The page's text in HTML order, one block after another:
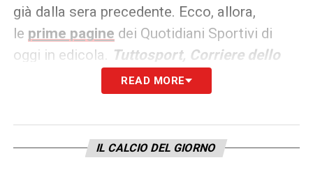
già dalla sera precedente. Ecco, allora,
le prime pagine dei Quotidiani Sportivi di
oggi in edicola.
Tuttosport, Corriere dello
Sport e La Gazzetta dello
rappresentano i principali quotidiani
giorno tanto per gli addetti ai lavori quanto
per gli appassionati.
READ MORE
IL CALCIO DEL GIORNO